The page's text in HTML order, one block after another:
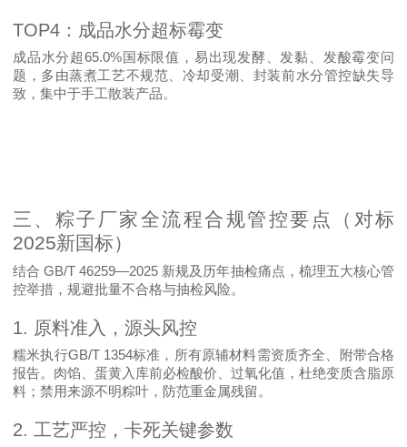
TOP4 ：成品水分超标霉变
成品水分超65.0%国标限值，易出现发酵、发黏、发酸霉变问
题，多由蒸煮工艺不规范、冷却受潮、封装前水分管控缺失导
致，集中于手工散装产品。
三、粽子厂家全流程合规管控要点（对标
2025新国标）
结合 GB/T 46259—2025 新规及历年抽检痛点，梳理五大核心管
控举措，规避批量不合格与抽检风险。
1. 原料准入，源头风控
糯米执行GB/T 1354标准，所有原辅材料需资质齐全、附带合格
报告。肉馅、蛋黄入库前必检酸价、过氧化值，杜绝变质含脂原
料；禁用来源不明粽叶，防范重金属残留。
2. 工艺严控，卡死关键参数